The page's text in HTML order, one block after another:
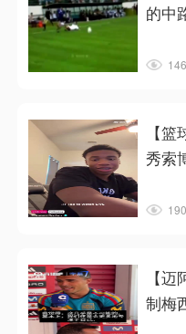
的中
【
秀索
【
制梅